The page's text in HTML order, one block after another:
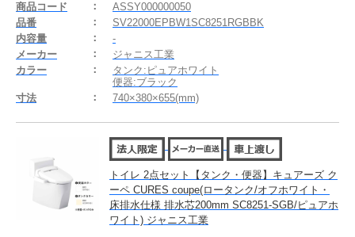
商品コード
ASSY000000050
品番
SV22000EPBW1SC8251RGBBK
内容量
-
メーカー
ジャニス工業
カラー
タンク:ピュアホワイト
便器:ブラック
寸法
740×380×655(mm)
トイレ 2点セット【タンク・便器】キュアーズ ク
ーペ CURES coupe(ロータンク/オフホワイト・
床排水仕様 排水芯200mm SC8251-SGB/ピュアホ
ワイト) ジャニス工業